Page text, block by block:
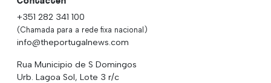
+351 282 341 100
(Chamada para a rede fixa nacional)
info@theportugalnews.com
Rua Municipio de S Domingos
Urb. Lagoa Sol, Lote 3 r/c